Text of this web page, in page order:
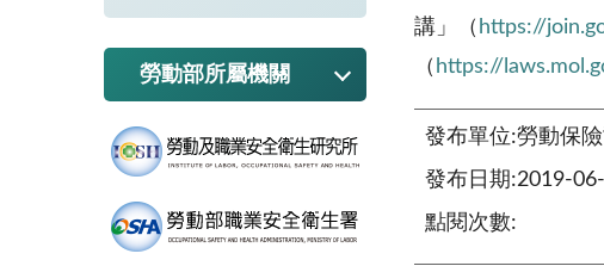
勞動部所屬機關
講」（ https://
（ https://
發布單位:勞動保險
發布日期:2019-
點閱次數: